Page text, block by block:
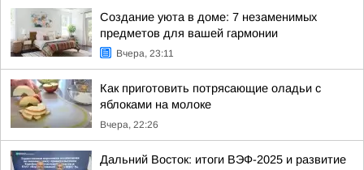
Создание уюта в доме: 7 незаменимых
предметов для вашей гармонии
Вчера, 23:11
Как приготовить потрясающие оладьи с
яблоками на молоке
Вчера, 22:26
Дальний Восток: итоги ВЭФ-2025 и развитие